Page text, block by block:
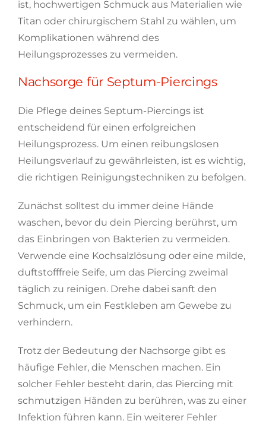
ist, hochwertigen Schmuck aus Materialien wie
Titan oder chirurgischem Stahl zu wählen, um
Komplikationen während des
Heilungsprozesses zu vermeiden.
Nachsorge für Septum-Piercings
Die Pflege deines Septum-Piercings ist
entscheidend für einen erfolgreichen
Heilungsprozess. Um einen reibungslosen
Heilungsverlauf zu gewährleisten, ist es wichtig,
die richtigen Reinigungstechniken zu befolgen.
Zunächst solltest du immer deine Hände
waschen, bevor du dein Piercing berührst, um
das Einbringen von Bakterien zu vermeiden.
Verwende eine Kochsalzlösung oder eine milde,
duftstofffreie Seife, um das Piercing zweimal
täglich zu reinigen. Drehe dabei sanft den
Schmuck, um ein Festkleben am Gewebe zu
verhindern.
Trotz der Bedeutung der Nachsorge gibt es
häufige Fehler, die Menschen machen. Ein
solcher Fehler besteht darin, das Piercing mit
schmutzigen Händen zu berühren, was zu einer
Infektion führen kann. Ein weiterer Fehler